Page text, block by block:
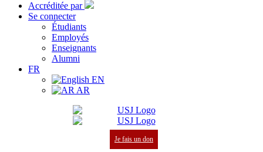
Accréditée par
Se connecter
Étudiants
Employés
Enseignants
Alumni
FR
EN
AR
Je fais un don